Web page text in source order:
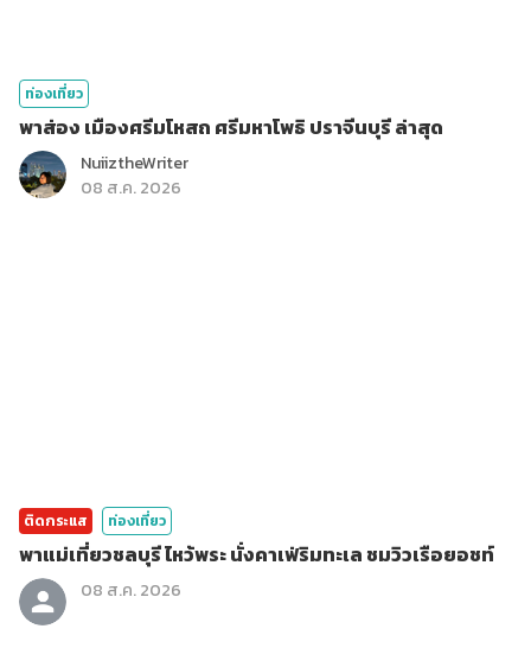
ท่องเที่ยว
พาส่อง เมืองศรีมโหสถ ศรีมหาโพธิ ปราจีนบุรี ล่าสุด
NuiiztheWriter
08 ส.ค. 2026
ติดกระแส ท่องเที่ยว
พาแม่เที่ยวชลบุรี ไหว้พระ นั่งคาเฟ่ริมทะเล ชมวิวเรือยอชท์
08 ส.ค. 2026